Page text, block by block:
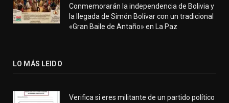
Conmemorarán la independencia de Bolivia y
la llegada de Simón Bolívar con un tradicional
«Gran Baile de Antaño» en La Paz
LO MÁS LEIDO
Verifica si eres militante de un partido político